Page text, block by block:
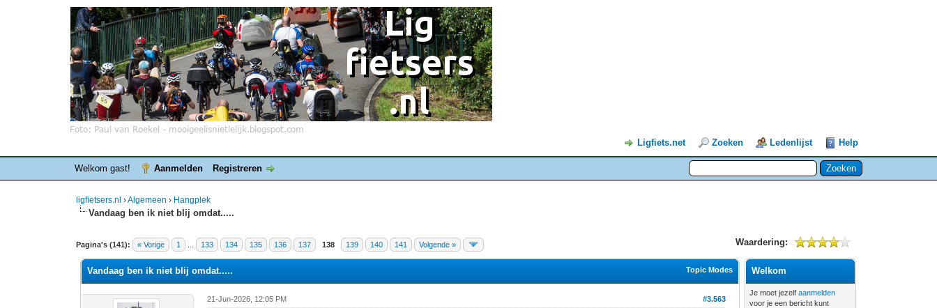
Ligfiets.net Zoeken Ledenlijst Help
Welkom gast! Aanmelden Registreren
ligfietsers.nl ›Algemeen › Hangplek
Vandaag ben ik niet blij omdat.....
Pagina's (141): « Vorige 1 133 134 135 136 137 138 139 140 141 Volgende » Waardering:
5 stemmen - gemiddelde waardering is 4.4
1
2
3
4
5
Topic Modes
Vandaag ben ik niet blij omdat.....
#3.563
21-Jun-2026, 12:05 PM
Welkom
Je moet jezelfaanmelden
voor je een bericht kunt